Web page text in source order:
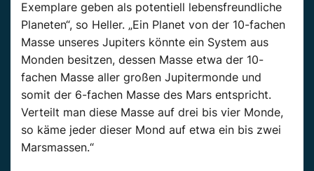
Exemplare geben als potentiell lebensfreundliche
Planeten“, so Heller. „Ein Planet von der 10-fachen
Masse unseres Jupiters könnte ein System aus
Monden besitzen, dessen Masse etwa der 10-
fachen Masse aller großen Jupitermonde und
somit der 6-fachen Masse des Mars entspricht.
Verteilt man diese Masse auf drei bis vier Monde,
so käme jeder dieser Mond auf etwa ein bis zwei
Marsmassen.“